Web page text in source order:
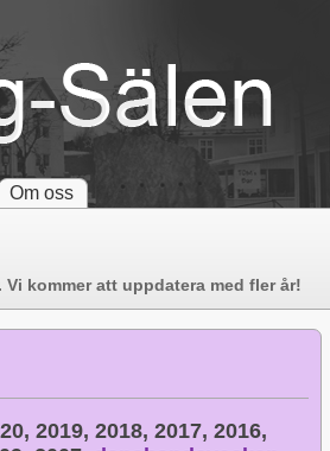
Om oss
kommer att uppdatera med fler år!
2019, 2018, 2017, 2016,